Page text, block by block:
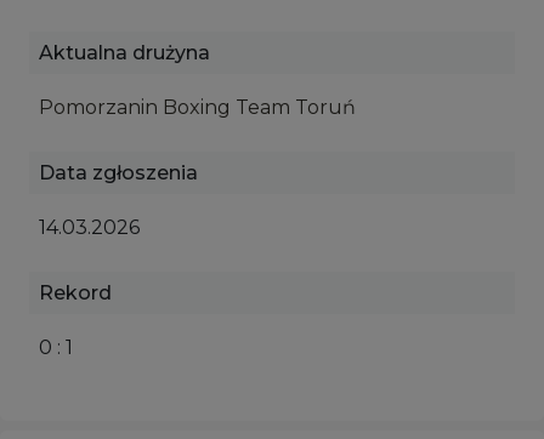
Aktualna drużyna
Pomorzanin Boxing Team Toruń
Data zgłoszenia
14.03.2026
Rekord
0 : 1